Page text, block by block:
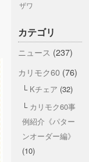
ザワ
カテゴリ
ニュース (237)
カリモク60(76)
Kチェア (32)
カリモク60事
例紹介《パター
ンオーダー編》
(10)